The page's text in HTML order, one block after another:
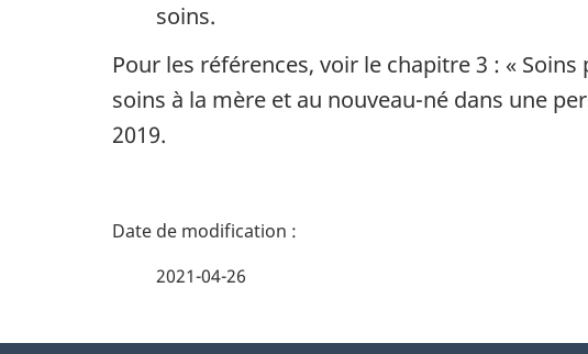
soins.
Pour les références, voir le chapitre 3 : «
soins à la mère et au nouveau-né dans une
2019.
D
2021-04-26